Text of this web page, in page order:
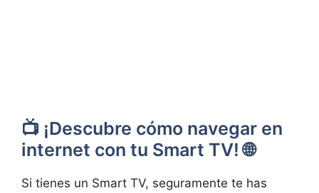
📺 ¡Descubre cómo navegar en
internet con tu Smart TV! 🌐
Si tienes un Smart TV, seguramente te has